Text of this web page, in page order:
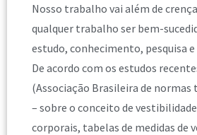
Nosso trabalho vai além de
qualquer trabalho ser bem-
estudo, conhecimento, pesquisa
De acordo com os estudos
(Associação Brasileira de normas
– sobre o conceito de
corporais, tabelas de medidas de